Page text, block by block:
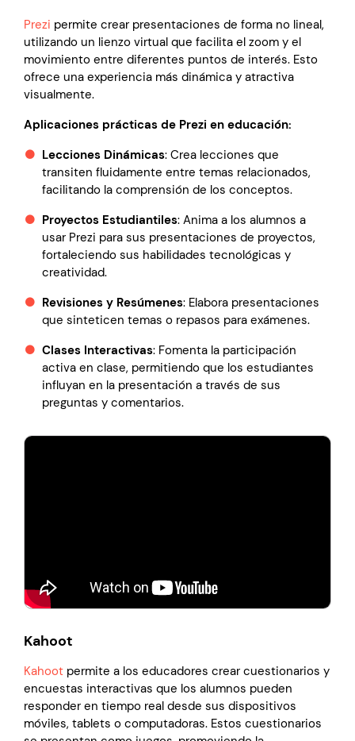
Prezi permite crear presentaciones de forma no lineal,
utilizando un lienzo virtual que facilita el zoom y el
movimiento entre diferentes puntos de interés. Esto
ofrece una experiencia más dinámica y atractiva
visualmente.
Aplicaciones prácticas de Prezi en educación:
Lecciones Dinámicas: Crea lecciones que
transiten fluidamente entre temas relacionados,
facilitando la comprensión de los conceptos.
Proyectos Estudiantiles: Anima a los alumnos a
usar Prezi para sus presentaciones de proyectos,
fortaleciendo sus habilidades tecnológicas y
creatividad.
Revisiones y Resúmenes: Elabora presentaciones
que sinteticen temas o repasos para exámenes.
Clases Interactivas: Fomenta la participación
activa en clase, permitiendo que los estudiantes
influyan en la presentación a través de sus
preguntas y comentarios.
Kahoot
Kahoot permite a los educadores crear cuestionarios y
encuestas interactivas que los alumnos pueden
responder en tiempo real desde sus dispositivos
móviles, tablets o computadoras. Estos cuestionarios